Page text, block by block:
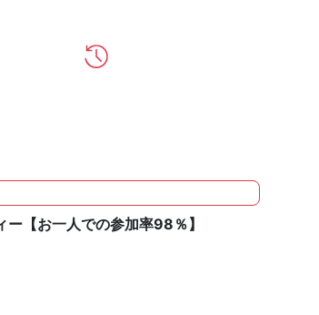
【お一人での参加率98％】